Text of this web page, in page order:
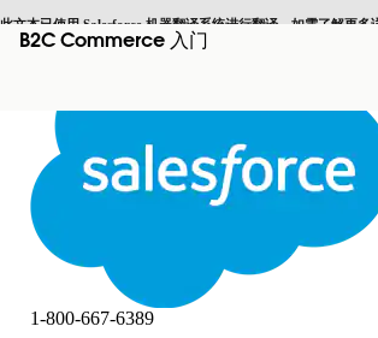
此文本已使用 Salesforce 机器翻译系统进行翻译。如需了解更多
切换为英语 而非现在
关闭关闭
B2C Commerce 入门
1-800-667-6389